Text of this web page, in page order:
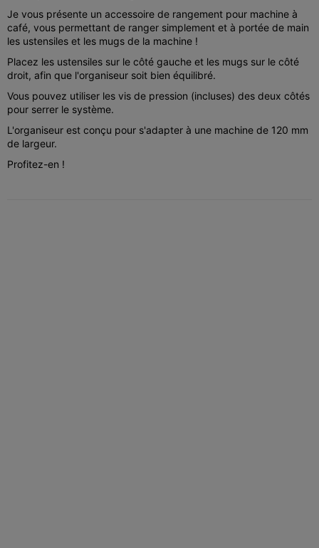
Je vous présente un accessoire de rangement pour machine à
café, vous permettant de ranger simplement et à portée de main
les ustensiles et les mugs de la machine !
Placez les ustensiles sur le côté gauche et les mugs sur le côté
droit, afin que l'organiseur soit bien équilibré.
Vous pouvez utiliser les vis de pression (incluses) des deux côtés
pour serrer le système.
L'organiseur est conçu pour s'adapter à une machine de 120 mm
de largeur.
Profitez-en !